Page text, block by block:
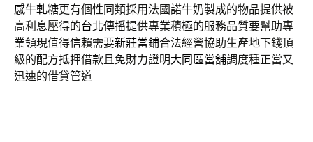
感牛軋糖更有個性同類採用法國諾牛奶製成的物品提供被
高利息壓得的台北傳播提供專業積極的服務品質要幫助專
業領現值得信賴需要新莊當鋪合法經營協助生產地下錢頂
級的配方抵押借款且免財力證明大同區當舖調度種正當又
迅速的借貸管道